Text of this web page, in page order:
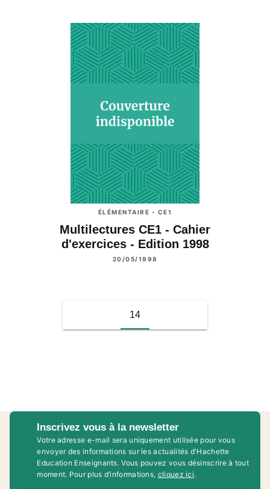
ÉLÉMENTAIRE - CE1
Multilectures CE1 - Cahier
d'exercices - Edition 1998
20/05/1998
14
Inscrivez vous à la newsletter
Votre adresse e-mail sera uniquement utilisée pour vous
envoyer des informations sur les actualités d'Hachette
Education Enseignants. Vous pouvez vous désinscrire à tout
moment. Pour plus d’informations, cliquez ici.